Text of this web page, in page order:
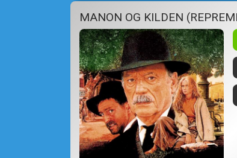
MANON OG KILDEN